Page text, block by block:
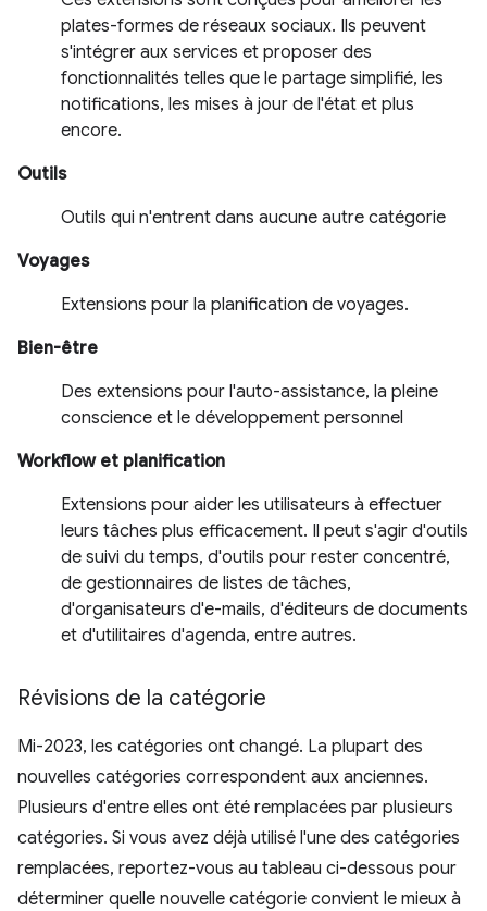
plates-formes de réseaux sociaux. Ils peuvent
s'intégrer aux services et proposer des
fonctionnalités telles que le partage simplifié, les
notifications, les mises à jour de l'état et plus
encore.
Outils
Outils qui n'entrent dans aucune autre catégorie
Voyages
Extensions pour la planification de voyages.
Bien-être
Des extensions pour l'auto-assistance, la pleine
conscience et le développement personnel
Workflow et planification
Extensions pour aider les utilisateurs à effectuer
leurs tâches plus efficacement. Il peut s'agir d'outils
de suivi du temps, d'outils pour rester concentré,
de gestionnaires de listes de tâches,
d'organisateurs d'e-mails, d'éditeurs de documents
et d'utilitaires d'agenda, entre autres.
Révisions de la catégorie
Mi-2023, les catégories ont changé. La plupart des
nouvelles catégories correspondent aux anciennes.
Plusieurs d'entre elles ont été remplacées par plusieurs
catégories. Si vous avez déjà utilisé l'une des catégories
remplacées, reportez-vous au tableau ci-dessous pour
déterminer quelle nouvelle catégorie convient le mieux à